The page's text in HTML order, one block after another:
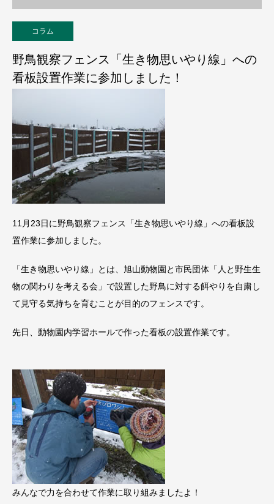
コラム
野鳥観察フェンス「生き物思いやり線」への
看板設置作業に参加しました！
11月23日に野鳥観察フェンス「生き物思いやり線」への看板設
置作業に参加しました。
「生き物思いやり線」とは、旭山動物園と市民団体「人と野生生
物の関わりを考える会」で設置した野鳥に対する餌やりを自粛し
て見守る気持ちを育むことが目的のフェンスです。
先日、動物園内学習ホールで作った看板の設置作業です。
みんなで力を合わせて作業に取り組みましたよ！